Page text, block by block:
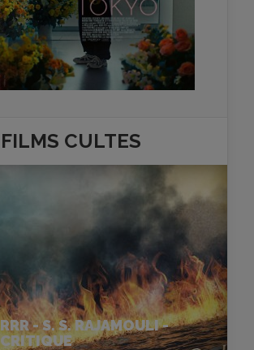
FILMS CULTES
RRR - S. S. RAJAMOULI -
CRITIQUE